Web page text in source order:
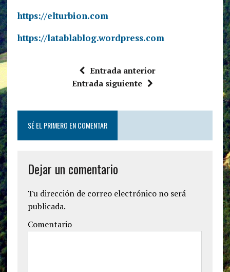
https://elturbion.com
https://latablablog.wordpress.com
Entrada anterior
Entrada siguiente
SÉ EL PRIMERO EN COMENTAR
Dejar un comentario
Tu dirección de correo electrónico no será
publicada.
Comentario